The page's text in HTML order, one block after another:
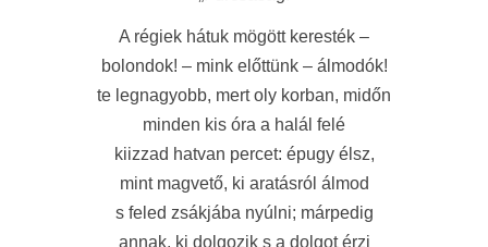
A régiek hátuk mögött keresték –
bolondok! – mink előttünk – álmodók!
te legnagyobb, mert oly korban, midőn
minden kis óra a halál felé
kiizzad hatvan percet: épugy élsz,
mint magvető, ki aratásról álmod
s feled zsákjába nyúlni; márpedig
annak, ki dolgozik s a dolgot érzi